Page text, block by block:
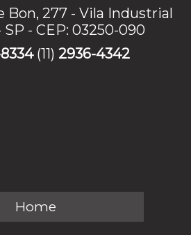
Bon, 277 - Vila Industrial
SP - CEP: 03250-090
(11) 2936-4342
Home